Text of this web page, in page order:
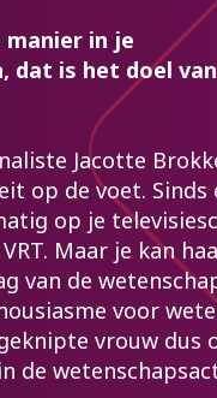
in je
dat is het doel van
Jacotte
op de voet. Sinds
op je
Maar je kan
van de
voor
vrouw dus
de